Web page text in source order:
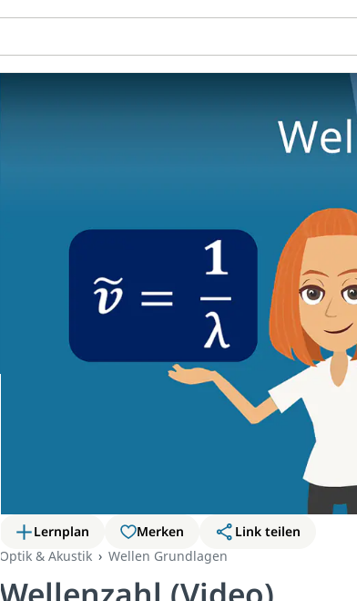
Lernplan Merken
Link teilen
Optik & Akustik
Wellen Grundlagen